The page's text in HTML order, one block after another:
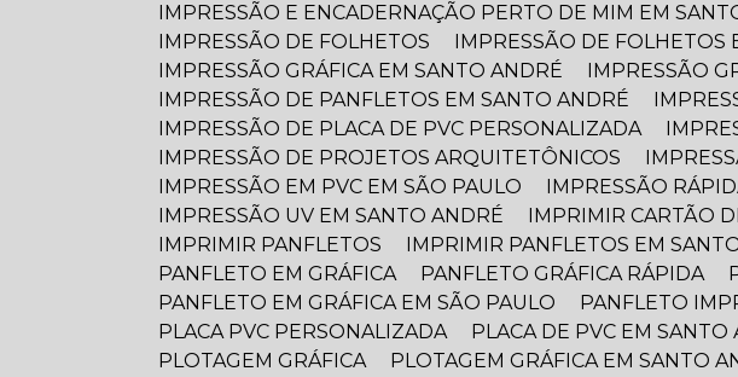
IMPRESSÃO E ENCADERNAÇÃO PERTO DE MIM EM
IMPRESSÃO DE FOLHETOS
IMPRESSÃO DE FOLHETOS
IMPRESSÃO GRÁFICA EM SANTO ANDRÉ
IMPRESSÃO
IMPRESSÃO DE PANFLETOS EM SANTO ANDRÉ
IMPRESSÃO DE PLACA DE PVC PERSONALIZADA
IMPRESSÃO DE PROJETOS ARQUITETÔNICOS
IMPRESSÃO EM PVC EM SÃO PAULO
IMPRESSÃO
IMPRESSÃO UV EM SANTO ANDRÉ
IMPRIMIR CARTÃO
IMPRIMIR PANFLETOS
IMPRIMIR PANFLETOS EM
PANFLETO EM GRÁFICA
PANFLETO GRÁFICA RÁPIDA
PANFLETO EM GRÁFICA EM SÃO PAULO
PANFLETO
PLACA PVC PERSONALIZADA
PLACA DE PVC EM SANTO
PLOTAGEM GRÁFICA
PLOTAGEM GRÁFICA EM SANTO